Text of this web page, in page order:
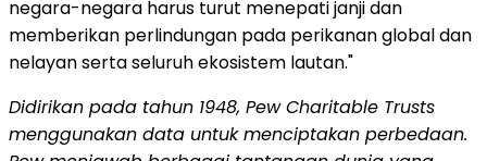
negara-negara harus turut menepati janji dan
memberikan perlindungan pada perikanan global dan
nelayan serta seluruh ekosistem lautan."
Didirikan pada tahun 1948, Pew Charitable Trusts
menggunakan data untuk menciptakan perbedaan.